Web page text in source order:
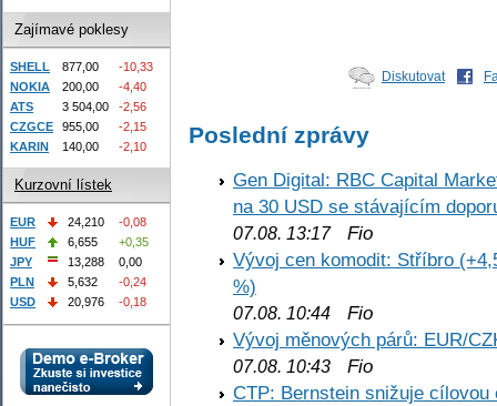
Diskutovat
Poslední zprávy
Gen Digital: RBC Capital
na 30 USD se stávajícím
07.08. 13:17Fio
Vývoj cen komodit: Stříbro
%)
07.08. 10:44 Fio
Vývoj měnových párů: EUR/
07.08. 10:43 Fio
CTP: Bernstein snižuje
Zajímavé poklesy
SHELL 877,00
-10,33
NOKIA
200,00
-4,40
ATS
3 504,00
-2,56
CZGCE
955,00
-2,15
KARIN
140,00 -2,10
Kurzovní lístek
EUR 24,210
-0,08
HUF
6,655
+0,35
JPY
13,288
0,00
PLN
5,632
-0,24
USD
20,976 -0,18